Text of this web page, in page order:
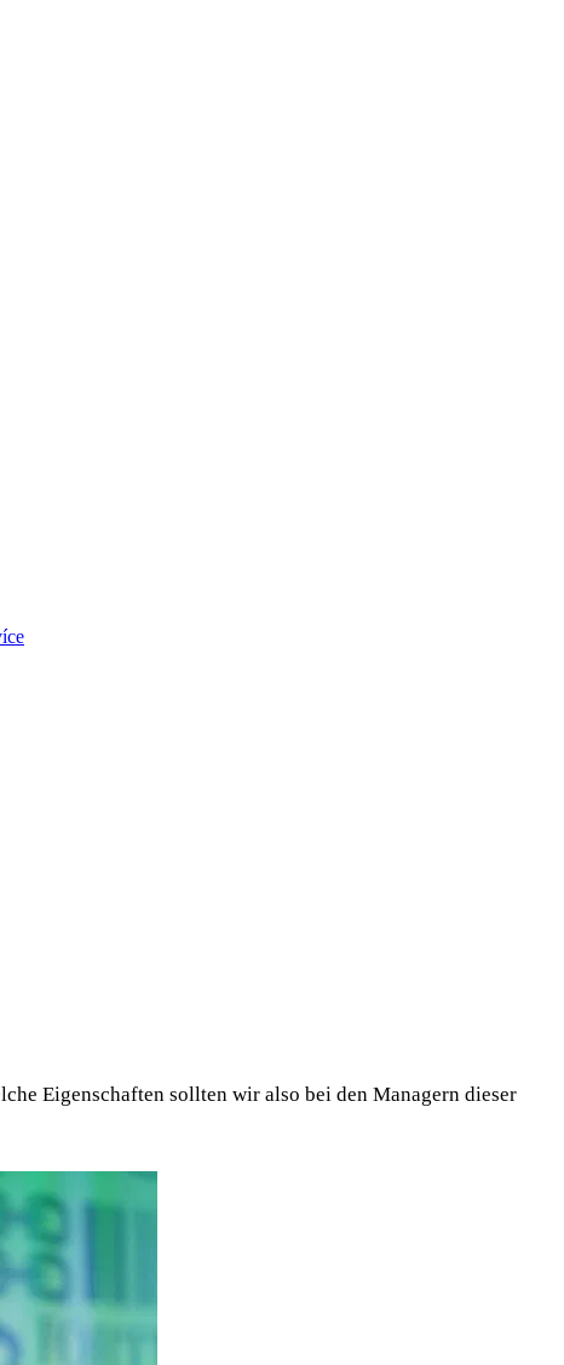
Eigenschaften sollten wir also bei den Managern dieser